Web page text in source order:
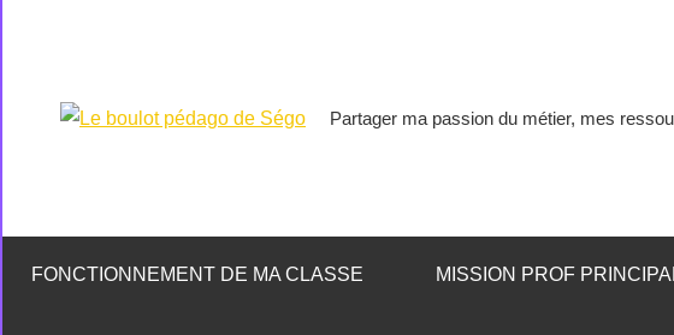
pédago
Partager ma passion du métier, mes
FONCTIONNEMENT DE MA CLASSE MISSION PROF